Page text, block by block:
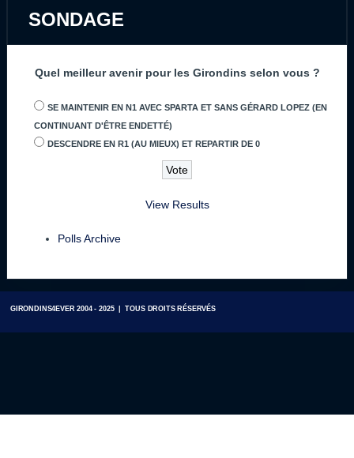
SONDAGE
Quel meilleur avenir pour les Girondins selon vous ?
SE MAINTENIR EN N1 AVEC SPARTA ET SANS GÉRARD LOPEZ (EN
CONTINUANT D'ÊTRE ENDETTÉ)
DESCENDRE EN R1 (AU MIEUX) ET REPARTIR DE 0
View Results
Polls Archive
GIRONDINS4EVER 2004 - 2025 | TOUS DROITS RÉSERVÉS